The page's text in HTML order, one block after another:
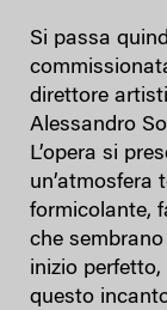
Si passa
direttore
Alessandro
L’opera si
un’atmosfera
formicolante,
che
inizio
questo